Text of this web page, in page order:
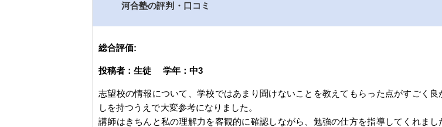
河合塾の評判・口コミ
総合評価:
投稿者：生徒 学年：中3
志望校の情報について、学校ではあまり聞けないことを教えてもらった点がすごく
しを持つうえで大変参考になりました。
講師はきちんと私の理解力を客観的に確認しながら、勉強の仕方を指導してくれま